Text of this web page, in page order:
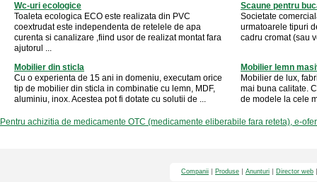
Wc-uri ecologice
Toaleta ecologica ECO este realizata din PVC
coextrudat este independenta de retelele de apa
curenta si canalizare ,fiind usor de realizat montat fara
ajutorul ...
Scaune pentru
Societate
urmatoarele tipuri
cadru cromat (sau
Mobilier din sticla
Cu o experienta de 15 ani in domeniu, executam orice
tip de mobilier din sticla in combinatie cu lemn, MDF,
aluminiu, inox. Acestea pot fi dotate cu solutii de ...
Mobilier lemn
Mobilier de lux,
mai buna calitate.
de modele la cele
Pentru achizitia de medicamente OTC (medicamente eliberabile fara reteta), e-
Companii Produse Anunturi Director web